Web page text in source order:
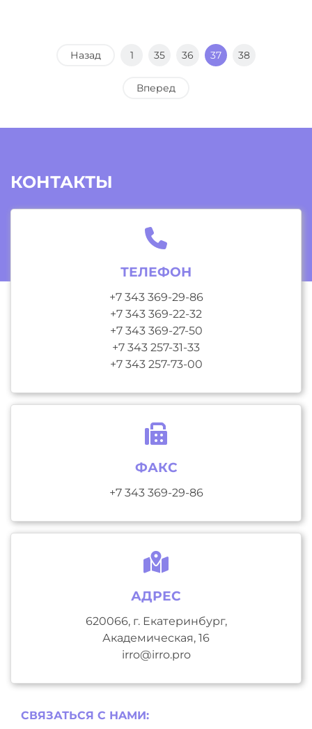
Назад 1 35 36 37 38
Вперед
КОНТАКТЫ
ТЕЛЕФОН
+7 343 369-29-86
+7 343 369-22-32
+7 343 369-27-50
+7 343 257-31-33
+7 343 257-73-00
ФАКС
+7 343 369-29-86
АДРЕС
620066, г. Екатеринбург,
Академическая, 16
irro@irro.pro
СВЯЗАТЬСЯ С НAМИ: